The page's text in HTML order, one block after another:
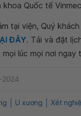
Quốc tế
tại viện, Quý
ĐÂY. Tải và đặt
lúc mọi nơi ngay
2024
U xương Xét